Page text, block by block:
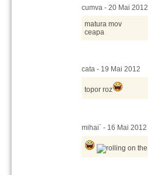
cumva - 20 Mai 2012
matura mov
ceapa
cata - 19 Mai 2012
topor roz
mihai` - 16 Mai 2012